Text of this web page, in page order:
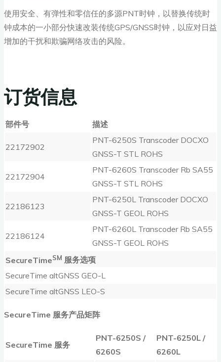
使用安全、有弹性和零信任的多源PNT时钟，以替换传统时
钟成本的一小部分快速改装传统GPS/GNSS时钟，以应对日益
增加的干扰和欺骗网络攻击的风险。
订货信息
部件号 描述
22172902
PNT-6250S Transcoder DOCXO
GNSS-T STL ROHS
22172904
PNT-6260S Transcoder Rb SA55
GNSS-T STL ROHS
22186123
PNT-6250L Transcoder DOCXO
GNSS-T GEOL ROHS
22186124
PNT-6260L Transcoder Rb SA55
GNSS-T GEOL ROHS
SecureTimeSM 服务选项
SecureTime altGNSS GEO-L
SecureTime altGNSS LEO-S
SecureTime 服务产品矩阵
SecureTime 服务
PNT-6250S /
6260S
PNT-6250L /
6260L